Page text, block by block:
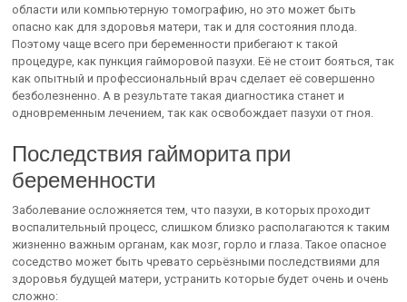
области или компьютерную томографию, но это может быть
опасно как для здоровья матери, так и для состояния плода.
Поэтому чаще всего при беременности прибегают к такой
процедуре, как пункция гайморовой пазухи. Её не стоит бояться, так
как опытный и профессиональный врач сделает её совершенно
безболезненно. А в результате такая диагностика станет и
одновременным лечением, так как освобождает пазухи от гноя.
Последствия гайморита при
беременности
Заболевание осложняется тем, что пазухи, в которых проходит
воспалительный процесс, слишком близко располагаются к таким
жизненно важным органам, как мозг, горло и глаза. Такое опасное
соседство может быть чревато серьёзными последствиями для
здоровья будущей матери, устранить которые будет очень и очень
сложно: